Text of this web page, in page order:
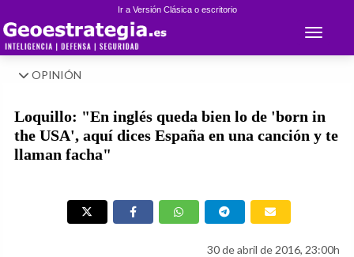
Ir a Versión Clásica o escritorio
Toggle
OPINIÓN
Loquillo: "En inglés queda bien lo de 'born in
the USA', aquí dices España en una canción y te
llaman facha"
30 de abril de 2016, 23:00h